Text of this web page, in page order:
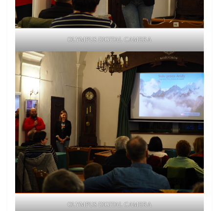
OLYMPUS DIGITAL CAMERA
OLYMPUS DIGITAL CAMERA